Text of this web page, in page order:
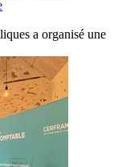
a organisé une